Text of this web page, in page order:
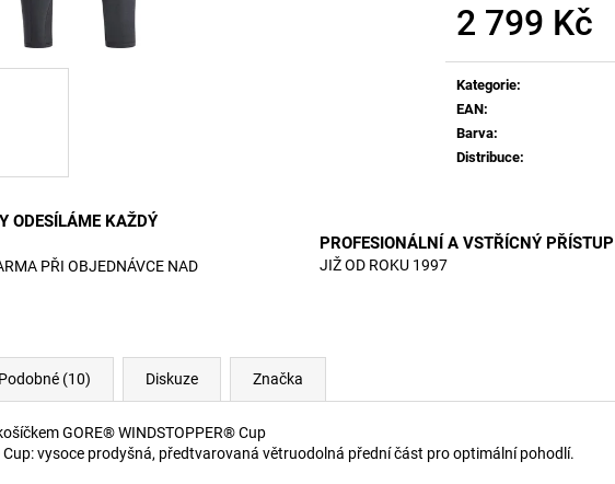
2 799 Kč
Kategorie:
EAN:
Barva:
Distribuce:
ODESÍLÁME KAŽDÝ
PŘI OBJEDNÁVCE NAD
PROFESIONÁLNÍ A VSTŘÍCNÝ PŘÍSTUP
JIŽ OD ROKU 1997
Podobné (10) Diskuze Značka
GORE® WINDSTOPPER® Cup
Cup: vysoce prodyšná, předtvarovaná větruodolná přední část pro optimální pohodlí.